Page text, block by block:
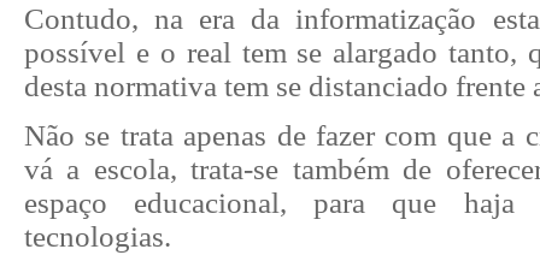
Contudo, na era da informatização
possível e o real tem se alargado tanto,
desta normativa tem se distanciado frente
Não se trata apenas de fazer com que a
vá a escola, trata-se também de
espaço educacional, para que haja
tecnologias.